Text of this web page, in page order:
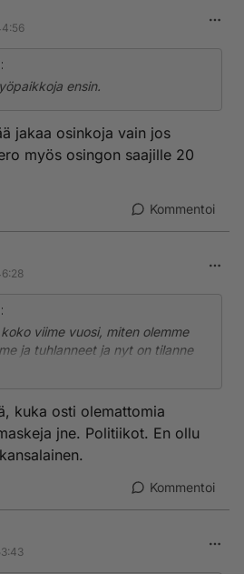
ensin.
jakaa osinkoja vain jos
myös osingon saajille 20
Kommentoi
viime vuosi, miten olemme
ja tuhlanneet ja nyt on tilanne
jne. Joten ihmiset eivät
määrä lisääntyy, hallitus leikkaa
ihmiset kiristävät
enemmän... jne.
tehdään
matalapalkka-aloille. Ei siihen
kovin monella, jos kohta ei ilman
Kai se on kansan vika, kun emme
häiritsemästä hallitusta.
kuka osti olemattomia
jne. Politiikot. En ollu
Kommentoi